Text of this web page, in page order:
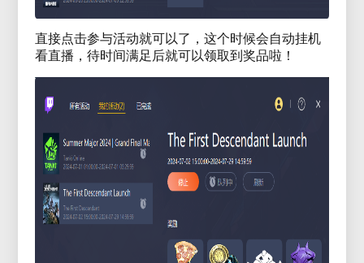
直接点击参与活动就可以了，这个时候会自动挂机
看直播，待时间满足后就可以领取到奖品啦！